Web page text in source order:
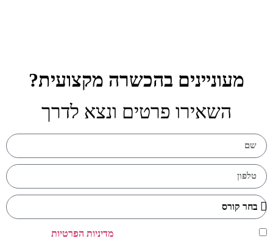
מעוניינים בהכשרה מקצועית?
השאירו פרטים ונצא לדרך
מדיניות הפרטיותשל האתר